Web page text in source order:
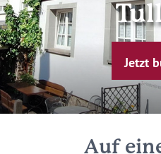
Jetzt
Auf